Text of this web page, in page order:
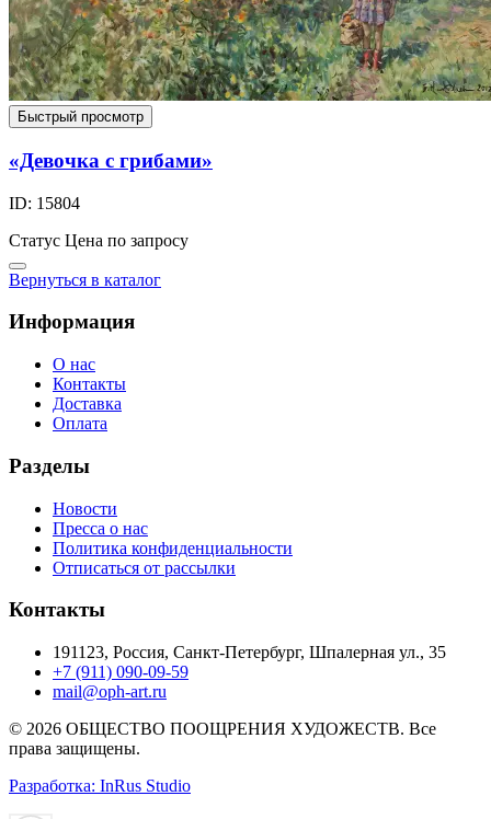
Быстрый просмотр
«Девочка с грибами»
ID: 15804
Статус Цена по запросу
Вернуться в каталог
Информация
О нас
Контакты
Доставка
Оплата
Разделы
Новости
Пресса о нас
Политика конфиденциальности
Отписаться от рассылки
Контакты
191123, Россия, Санкт-Петербург, Шпалерная ул., 35
+7 (911) 090-09-59
mail@oph-art.ru
© 2026 ОБЩЕСТВО ПООЩРЕНИЯ ХУДОЖЕСТВ. Все
права защищены.
Разработка: InRus Studio